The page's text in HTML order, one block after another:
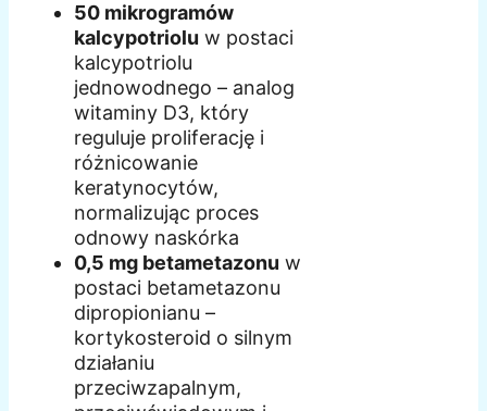
50 mikrogramów
kalcypotriolu w postaci
kalcypotriolu
jednowodnego – analog
witaminy D3, który
reguluje proliferację i
różnicowanie
keratynocytów,
normalizując proces
odnowy naskórka
0,5 mg betametazonu w
postaci betametazonu
dipropionianu –
kortykosteroid o silnym
działaniu
przeciwzapalnym,